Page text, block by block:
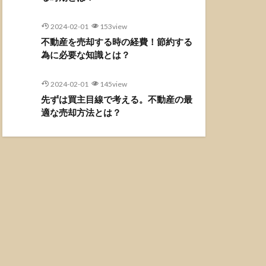
2024-02-01 153view
不動産を売却する時の経費！節約する
為に必要な知識とは？
2024-02-01 145view
先ずは買主目線で考える。不動産の最
適な売却方法とは？